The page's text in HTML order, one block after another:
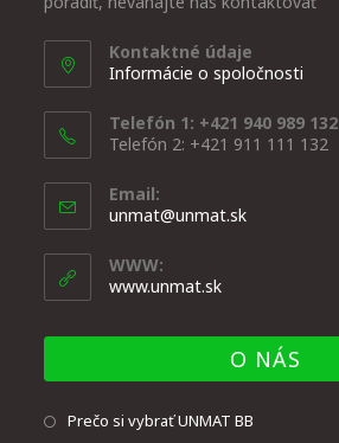
Kontaktné údaje
Informácie o spoločnosti
Telefón 1: +421 940 989 132
Telefón 2: +421 911 111 132
Email:
unmat@unmat.sk
WWW:
www.unmat.sk
O NÁS
Prečo si vybrať UNMAT BB